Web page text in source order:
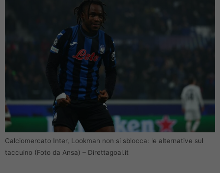
Calciomercato Inter, Lookman non si sblocca: le alternative sul
taccuino (Foto da Ansa) – Direttagoal.it